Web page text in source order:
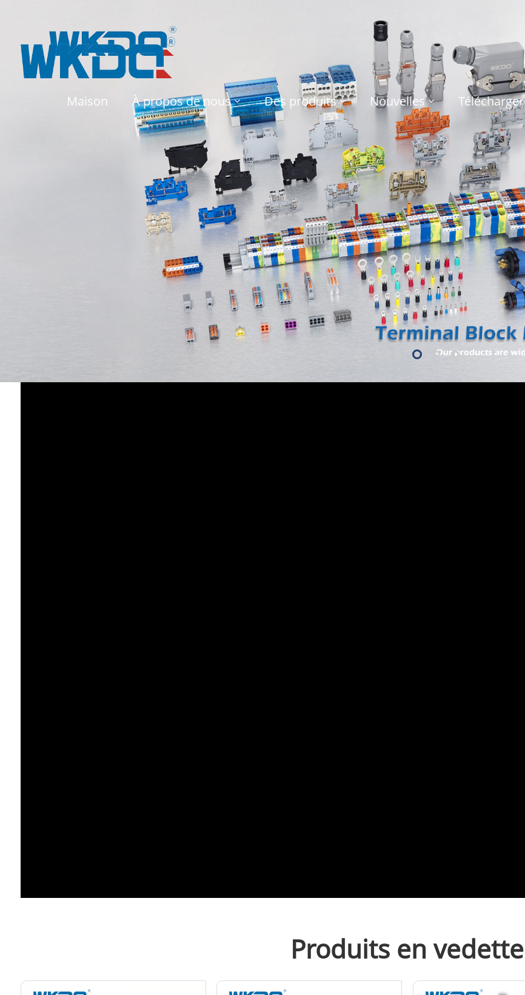
Maison À propos de nous Des produits Nouvelles Télécharger
Produits en vedette